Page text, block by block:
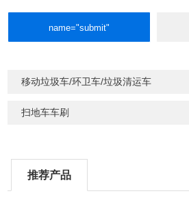
移动垃圾车/环卫车/垃圾清运车
扫地车车刷
推荐产品